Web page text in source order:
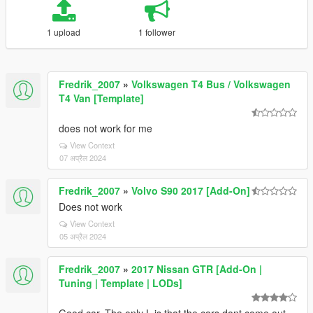
1 upload 1 follower
Fredrik_2007 » Volkswagen T4 Bus / Volkswagen
T4 Van [Template]
does not work for me
View Context
07 अप्रैल 2024
Fredrik_2007 » Volvo S90 2017 [Add-On]
Does not work
View Context
05 अप्रैल 2024
Fredrik_2007 » 2017 Nissan GTR [Add-On |
Tuning | Template | LODs]